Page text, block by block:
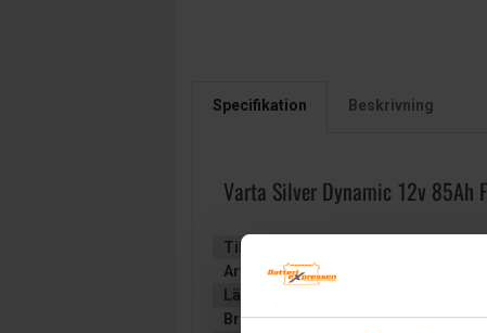
Specifikation Beskrivning
Varta Silver Dynamic 12v 85Ah
Tillverkare:
Artikelnummer:
Längd (mm):
Bredd (mm):175